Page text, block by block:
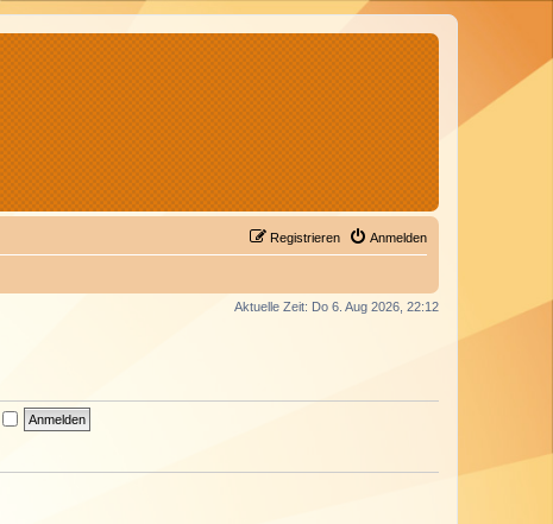
Anmelden
Registrieren
Aktuelle Zeit: Do 6. Aug 2026, 22:12